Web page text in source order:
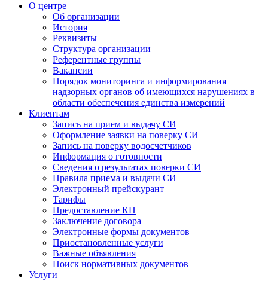
О центре
Об организации
История
Реквизиты
Структура организации
Референтные группы
Вакансии
Порядок мониторинга и информирования
надзорных органов об имеющихся нарушениях в
области обеспечения единства измерений
Клиентам
Запись на прием и выдачу СИ
Оформление заявки на поверку СИ
Запись на поверку водосчетчиков
Информация о готовности
Сведения о результатах поверки СИ
Правила приема и выдачи СИ
Электронный прейскурант
Тарифы
Предоставление КП
Заключение договора
Электронные формы документов
Приостановленные услуги
Важные объявления
Поиск нормативных документов
Услуги